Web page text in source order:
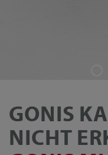
GONIS
NICHT